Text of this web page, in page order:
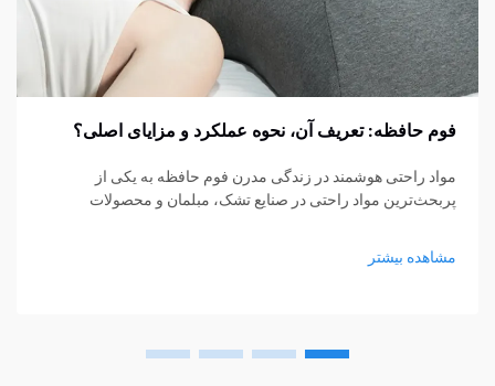
فوم حافظه: تعریف آن، نحوه عملکرد و مزایای اصلی؟
مواد راحتی هوشمند در زندگی مدرن فوم حافظه به یکی از
پربحث‌ترین مواد راحتی در صنایع تشک، مبلمان و محصولات
مشاهده بیشتر